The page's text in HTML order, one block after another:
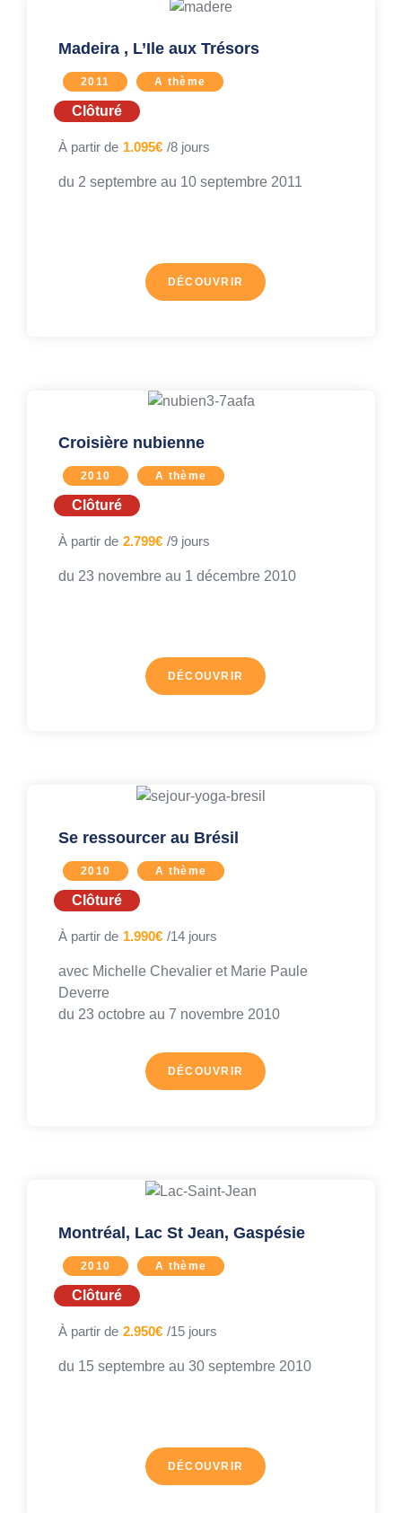
Madeira , L’Ile aux Trésors
2011 A thème
Clôturé
À partir de 1.095€ /8 jours
du 2 septembre au 10 septembre 2011
DÉCOUVRIR
Croisière nubienne
2010 A thème
Clôturé
À partir de 2.799€ /9 jours
du 23 novembre au 1 décembre 2010
DÉCOUVRIR
Se ressourcer au Brésil
2010 A thème
Clôturé
À partir de 1.990€ /14 jours
avec Michelle Chevalier et Marie Paule
Deverre
du 23 octobre au 7 novembre 2010
DÉCOUVRIR
Montréal, Lac St Jean, Gaspésie
2010 A thème
Clôturé
À partir de 2.950€ /15 jours
du 15 septembre au 30 septembre 2010
DÉCOUVRIR